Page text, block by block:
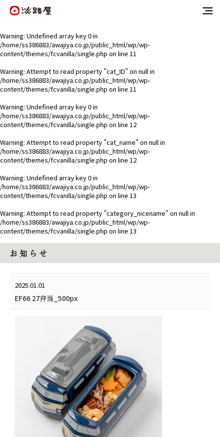
Warning: Undefined array key 0 in
/home/ss386883/awajiya.co.jp/public_html/wp/wp-
content/themes/fcvanilla/single.php on line 11
Warning: Attempt to read property "cat_ID" on null in
/home/ss386883/awajiya.co.jp/public_html/wp/wp-
content/themes/fcvanilla/single.php on line 11
Warning: Undefined array key 0 in
/home/ss386883/awajiya.co.jp/public_html/wp/wp-
content/themes/fcvanilla/single.php on line 12
Warning: Attempt to read property "cat_name" on null in
/home/ss386883/awajiya.co.jp/public_html/wp/wp-
content/themes/fcvanilla/single.php on line 12
Warning: Undefined array key 0 in
/home/ss386883/awajiya.co.jp/public_html/wp/wp-
content/themes/fcvanilla/single.php on line 13
Warning: Attempt to read property "category_nicename" on null in
/home/ss386883/awajiya.co.jp/public_html/wp/wp-
content/themes/fcvanilla/single.php on line 13
お 知 ら せ
2025.01.01
EF66 27弁当_500px